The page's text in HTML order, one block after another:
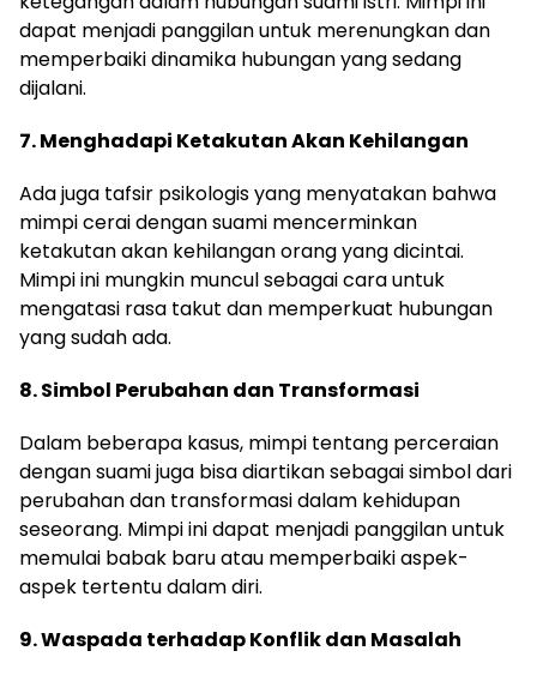
dapat menjadi panggilan untuk merenungkan dan
memperbaiki dinamika hubungan yang sedang
dijalani.
7. Menghadapi Ketakutan Akan Kehilangan
Ada juga tafsir psikologis yang menyatakan bahwa
mimpi cerai dengan suami mencerminkan
ketakutan akan kehilangan orang yang dicintai.
Mimpi ini mungkin muncul sebagai cara untuk
mengatasi rasa takut dan memperkuat hubungan
yang sudah ada.
8. Simbol Perubahan dan Transformasi
Dalam beberapa kasus, mimpi tentang perceraian
dengan suami juga bisa diartikan sebagai simbol dari
perubahan dan transformasi dalam kehidupan
seseorang. Mimpi ini dapat menjadi panggilan untuk
memulai babak baru atau memperbaiki aspek-
aspek tertentu dalam diri.
9. Waspada terhadap Konflik dan Masalah